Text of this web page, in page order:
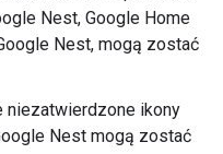
Nest, Google Home
Nest, mogą zostać
niezatwierdzone ikony
Nest mogą zostać